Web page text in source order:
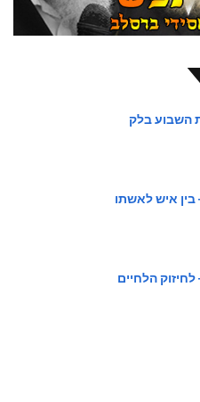
השבוע בלק
איש לאשתו
הלחיים